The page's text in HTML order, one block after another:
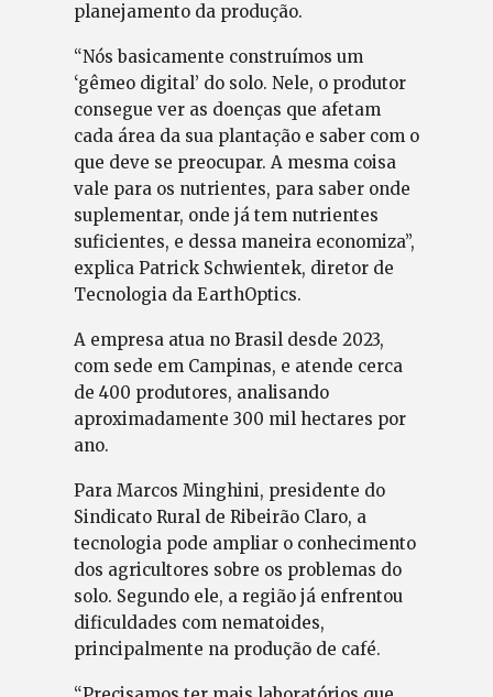
planejamento da produção.
“Nós basicamente construímos um
‘gêmeo digital’ do solo. Nele, o produtor
consegue ver as doenças que afetam
cada área da sua plantação e saber com o
que deve se preocupar. A mesma coisa
vale para os nutrientes, para saber onde
suplementar, onde já tem nutrientes
suficientes, e dessa maneira economiza”,
explica Patrick Schwientek, diretor de
Tecnologia da EarthOptics.
A empresa atua no Brasil desde 2023,
com sede em Campinas, e atende cerca
de 400 produtores, analisando
aproximadamente 300 mil hectares por
ano.
Para Marcos Minghini, presidente do
Sindicato Rural de Ribeirão Claro, a
tecnologia pode ampliar o conhecimento
dos agricultores sobre os problemas do
solo. Segundo ele, a região já enfrentou
dificuldades com nematoides,
principalmente na produção de café.